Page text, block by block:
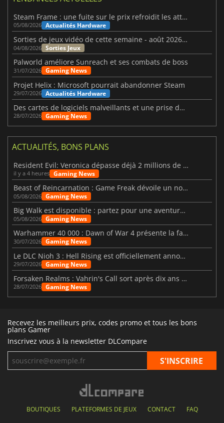
Steam Frame : une fuite sur le prix refroidit les attentes VR
05/08/2026 Actualités Hardware
Sorties de jeux vidéo de cette semaine - août 2026 (semaine 32)
04/08/2026 Sorties Jeux
Palworld améliore Sunreach et ses combats de boss
31/07/2026 Gaming News
Projet Helix : Microsoft pourrait abandonner Steam
29/07/2026 Actualités Hardware
Des cartes de logiciels malveillants et une prise de contrôle de Discord ont touché Meccha Chameleon
28/07/2026 Gaming News
ACTUALITÉS, BONS PLANS
Resident Evil: Veronica dépasse déjà 2 millions de wishlists
il y a 4 heures Gaming News
Beast of Reincarnation : Game Freak dévoile un nouveau pari
05/08/2026 Gaming News
Big Walk est disponible : partez pour une aventure entre amis
05/08/2026 Gaming News
Warhammer 40 000 : Dawn of War 4 présente la faction des Nécrons
30/07/2026 Gaming News
Le DLC Nioh 3 : Hell Rising est officiellement annoncé
29/07/2026 Gaming News
Forsaken Realms : Vahrin's Call sort après dix ans de développement
28/07/2026 Gaming News
Recevez les meilleurs prix, codes promo et tous les bons
plans Gamer
Inscrivez vous à la newsletter DLCompare
BOUTIQUES PLATEFORMES DE JEUX CONTACT FAQ